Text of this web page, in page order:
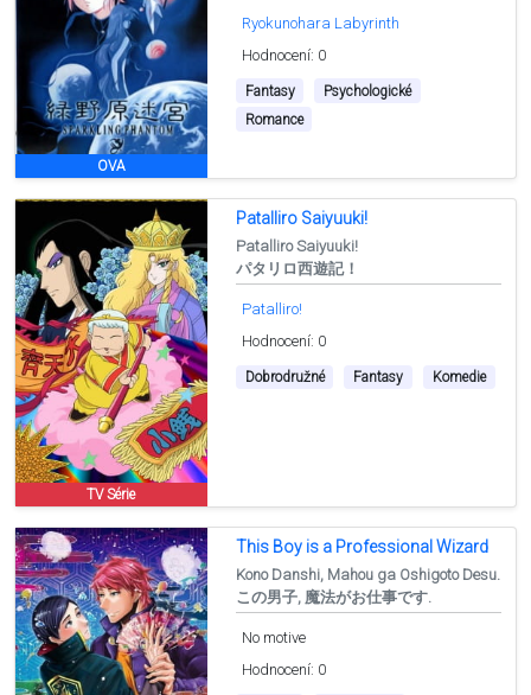
OVA
Ryokunohara Labyrinth
Hodnocení: 0
Fantasy
Psychologické
Romance
TV Série
Patalliro Saiyuuki!
Patalliro Saiyuuki!
パタリロ西遊記！
Patalliro!
Hodnocení: 0
Dobrodružné Fantasy Komedie
This Boy is a Professional Wizard
Kono Danshi, Mahou ga Oshigoto Desu.
この男子, 魔法がお仕事です.
No motive
Hodnocení: 0